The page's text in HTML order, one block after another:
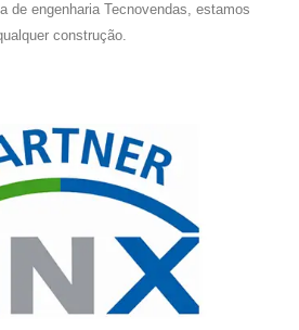
de engenharia Tecnovendas, estamos
construção.